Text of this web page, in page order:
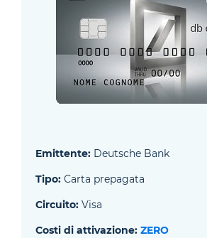
Emittente: Deutsche Bank
Tipo: Carta prepagata
Circuito: Visa
Costi di attivazione: ZERO